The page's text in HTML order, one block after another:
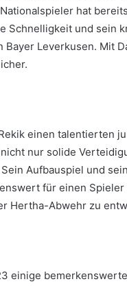
hat
Schnelligkeit und sein
Bayer Leverkusen. Mit
einen talentierten
nur solide
Aufbauspiel und
für einen
Hertha-Abwehr zu
einige